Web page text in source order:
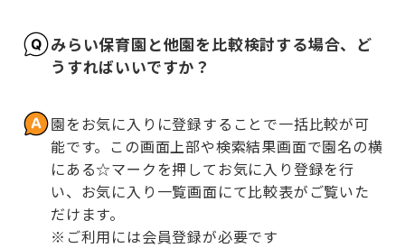
みらい保育園と他園を比較検討する場合、ど
うすればいいですか？
園をお気に入りに登録することで一括比較が可
能です。この画面上部や検索結果画面で園名の横
にある☆マークを押してお気に入り登録を行
い、お気に入り一覧画面にて比較表がご覧いた
だけます。
※ご利用には会員登録が必要です